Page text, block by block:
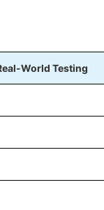
World Testing